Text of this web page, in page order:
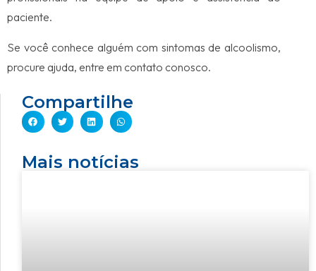
paciente.
Se você conhece alguém com sintomas de alcoolismo,
procure ajuda, entre em contato conosco.
Compartilhe
Mais notícias